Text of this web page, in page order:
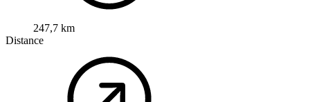
247,7 km
Distance